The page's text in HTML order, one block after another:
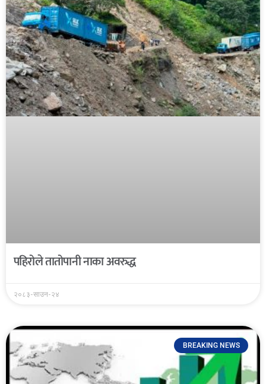
पहिरोले तातोपानी नाका अवरुद्ध
२०८३-साउन-२४
BREAKING NEWS